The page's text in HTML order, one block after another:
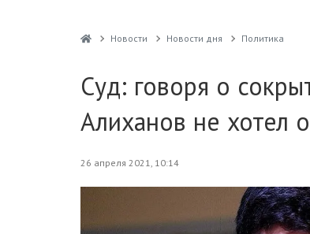
Новости Новости дня Политика
Суд: говоря о
Алиханов не хотел
26 апреля 2021, 10:14